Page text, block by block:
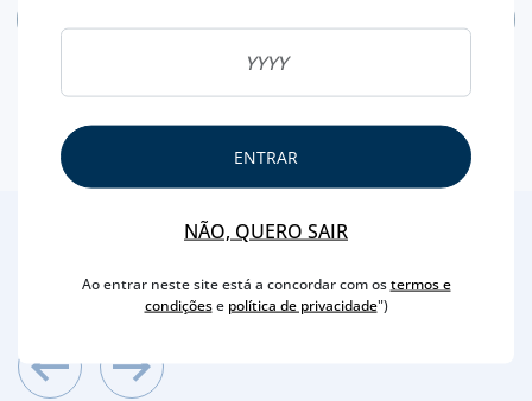
Outras Sugestões
ENTRAR
NÃO, QUERO SAIR
Ao entrar neste site está a concordar com ostermos e
condiçõese política de privacidade")